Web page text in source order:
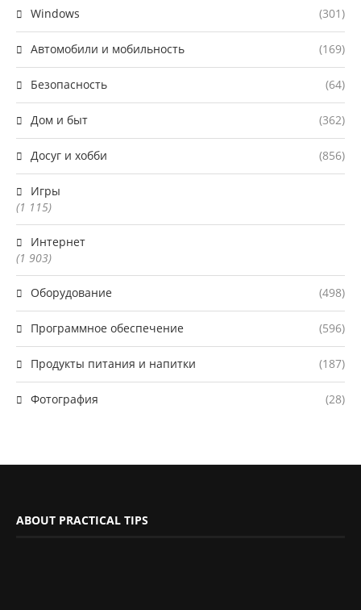
Windows (301)
Автомобили и мобильность (169)
Безопасность (64)
Дом и быт (362)
Досуг и хобби (856)
Игры
(1 115)
Интернет
(1 903)
Оборудование (498)
Программное обеспечение (596)
Продукты питания и напитки (187)
Фотография (28)
ABOUT PRACTICAL TIPS